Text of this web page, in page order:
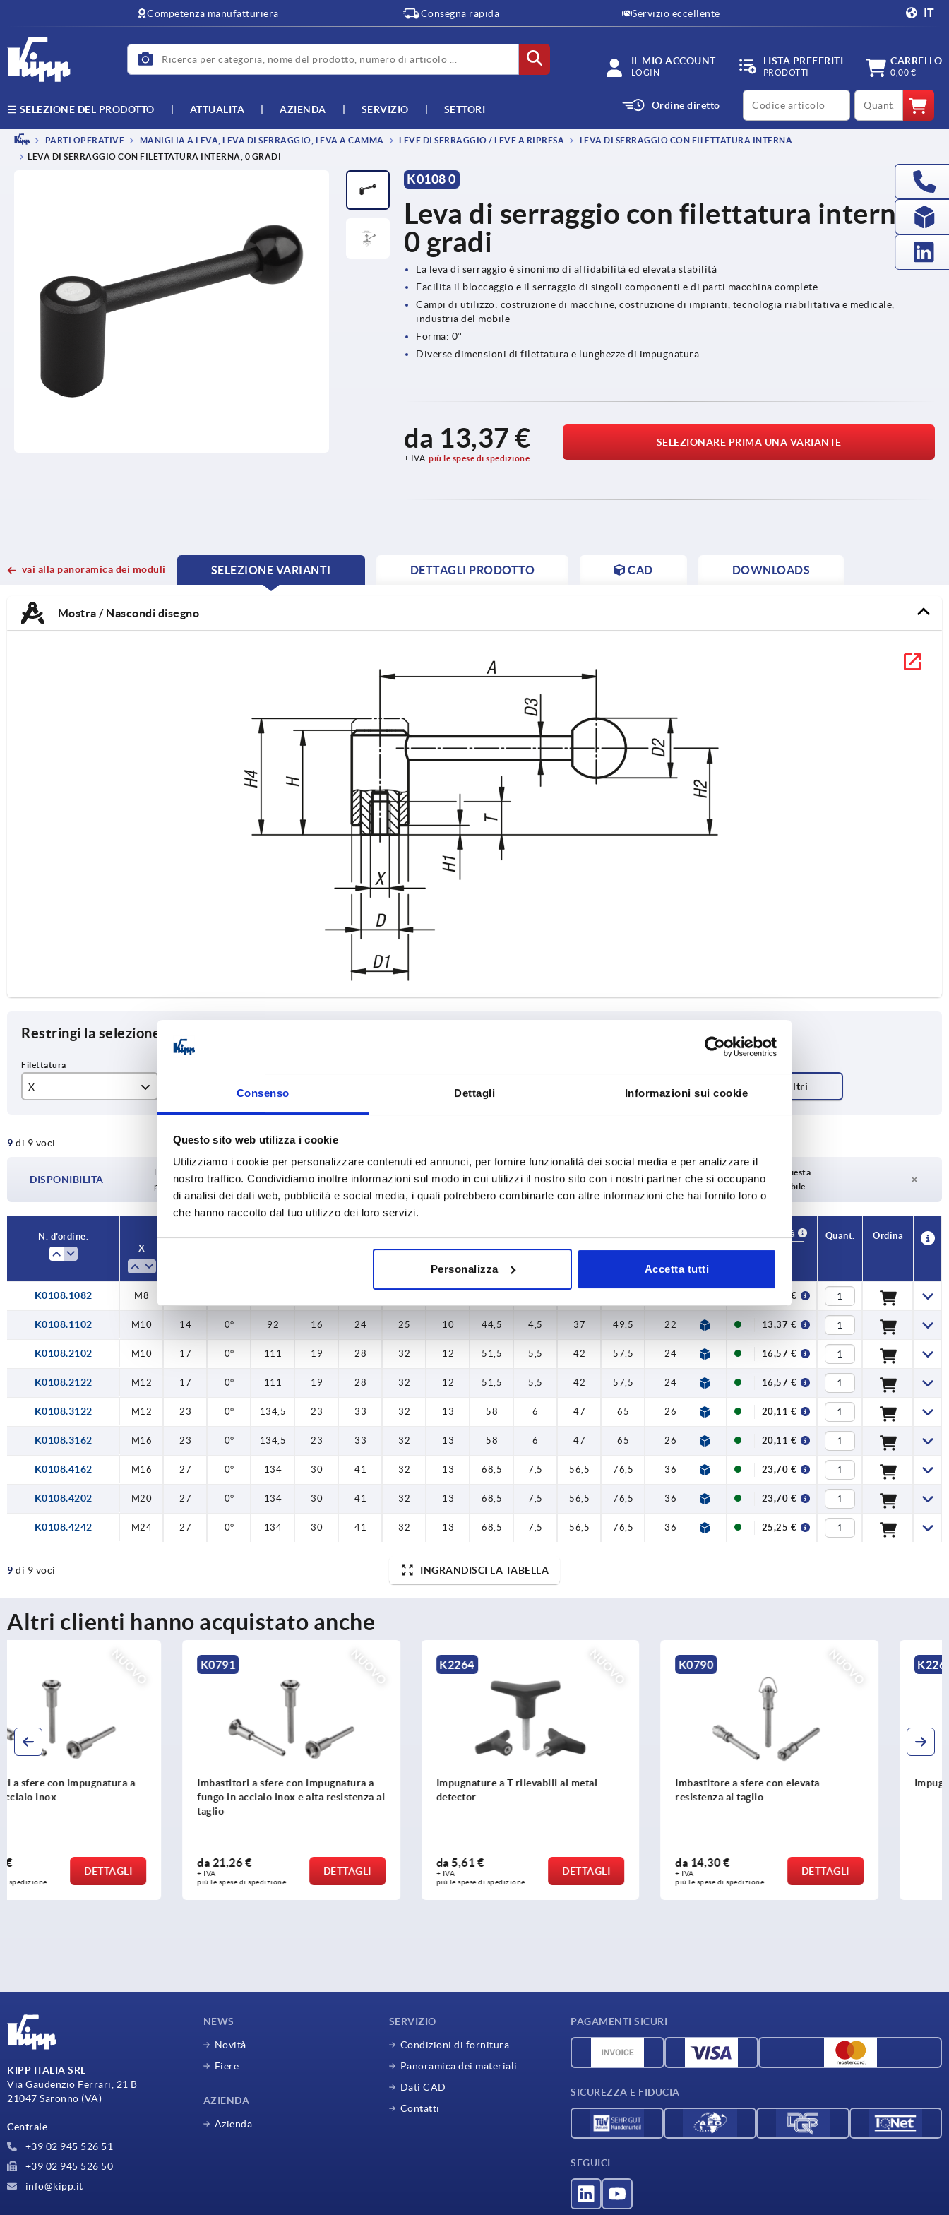
Consenso Dettagli Informazioni sui cookie
Questo sito web utilizza i cookie
Utilizziamo i cookie per personalizzare contenuti ed annunci, per fornire funzionalità dei social media e per analizzare il
nostro traffico. Condividiamo inoltre informazioni sul modo in cui utilizzi il nostro sito con i nostri partner che si occupano
di analisi dei dati web, pubblicità e social media, i quali potrebbero combinarle con altre informazioni che hai fornito loro o
che hanno raccolto dal tuo utilizzo dei loro servizi.
Personalizza Accetta tutti
Competenza manufatturiera Consegna rapida Servizio eccellente IT
IL MIO ACCOUNT
LOGIN
LISTA PREFERITI
PRODOTTI
CARRELLO
0,00 €
SELEZIONE DEL PRODOTTO ATTUALITÀ AZIENDA SERVIZIO SETTORI Ordine diretto
productCode qty
PARTI OPERATIVE MANIGLIA A LEVA, LEVA DI SERRAGGIO, LEVA A CAMMA LEVE DI SERRAGGIO / LEVE A RIPRESA
LEVA DI SERRAGGIO CON FILETTATURA INTERNA
LEVA DI SERRAGGIO CON FILETTATURA INTERNA, 0 GRADI
K0108 0
Leva di serraggio con filettatura interna,
0 gradi
La leva di serraggio è sinonimo di affidabilità ed elevata stabilità
Facilita il bloccaggio e il serraggio di singoli componenti e di parti macchina complete
Campi di utilizzo: costruzione di macchine, costruzione di impianti, tecnologia riabilitativa e medicale,
industria del mobile
Forma: 0°
Diverse dimensioni di filettatura e lunghezze di impugnatura
da 13,37 €
+ IVA più le spese di spedizione
SELEZIONARE PRIMA UNA VARIANTE
vai alla panoramica dei moduli
SELEZIONE VARIANTI
CURRENT
CURRENT
DETTAGLI PRODOTTO CAD DOWNLOADS
Mostra / Nascondi disegno
Restringi la selezione degli articoli
X
M10
M16
M24
14
17
27
0° 92
134
134,5
16
23
30
9 di 9 voci
DISPONIBILITÀ
La disponibilità viene aggiornata più volte al giorno a intervalli regolari. Nell’ultima fase
prima di completare l’ordine, vi verrà comunicata la data di spedizione confermata.
Tempi di consegna su richiesta
Attualmente non disponibile
N. d’ordine.
X
D2 D3 H H1 H2 H4
Numero
CAD
Disponibilità
Prezzo
Quant. Ordina
K0108.1082 M8 13,37 €
K0108.1102 M10 14 0° 92 16 24 25 10 44,5 4,5 37 49,5 22 13,37 €
K0108.2102 M10 17 0° 111 19 28 32 12 51,5 5,5 42 57,5 24 16,57 €
K0108.2122 M12 17 0° 111 19 28 32 12 51,5 5,5 42 57,5 24 16,57 €
K0108.3122 M12 23 0° 134,5 23 33 32 13 58 6 47 65 26 20,11 €
K0108.3162 M16 23 0° 134,5 23 33 32 13 58 6 47 65 26 20,11 €
K0108.4162 M16 27 0° 134 30 41 32 13 68,5 7,5 56,5 76,5 36 23,70 €
K0108.4202 M20 27 0° 134 30 41 32 13 68,5 7,5 56,5 76,5 36 23,70 €
K0108.4242 M24 27 0° 134 30 41 32 13 68,5 7,5 56,5 76,5 36 25,25 €
9 di 9 voci INGRANDISCI LA TABELLA
Altri clienti hanno acquistato anche
NUOVO
Imbastitori a sfere con impugnatura a
fungo in acciaio inox e alta resistenza al
21,26 €
più le spese di spedizione
NUOVO
Impugnature a T rilevabili al metal
detector
più le spese di spedizione
NUOVO
Imbastitore a sfere con elevata
14,30 €
più le spese di spedizione
NUOVO
Impugnature a T rilevabili visivamente
più le spese di spedizione
KIPP ITALIA SRL
Via Gaudenzio Ferrari, 21 B
21047 Saronno (VA)
Centrale
+39 02 945 526 51
+39 02 945 526 50
info@kipp.it
NEWS
Novità
Fiere
AZIENDA
Azienda
SERVIZIO
Condizioni di fornitura
Panoramica dei materiali
Dati CAD
Contatti
PAGAMENTI SICURI
SICUREZZA E FIDUCIA
SEGUICI